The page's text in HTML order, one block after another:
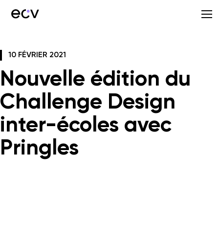
10 FÉVRIER 2021
Nouvelle édition du
Challenge Design
inter-écoles avec
Pringles